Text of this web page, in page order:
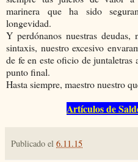
marinera que ha sido
longevidad.
Y perdónanos nuestras
sintaxis, nuestro excesivo
de fe en este oficio de
punto final.
Hasta siempre, maestro nuestro
Artículos de
Publicado el 6.11.15